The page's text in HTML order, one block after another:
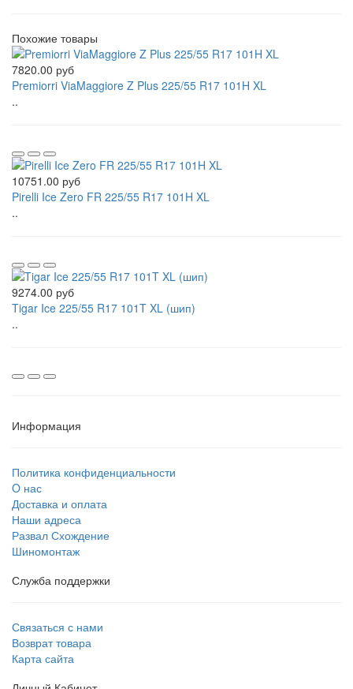
Похожие товары
7820.00 руб
Premiorri ViaMaggiore Z Plus 225/55 R17 101H XL
..
10751.00 руб
Pirelli Ice Zero FR 225/55 R17 101H XL
..
9274.00 руб
Tigar Ice 225/55 R17 101T XL (шип)
..
Информация
Политика конфиденциальности
O нас
Доставка и оплата
Наши адреса
Развал Схождение
Шиномонтаж
Служба поддержки
Связаться с нами
Возврат товара
Карта сайта